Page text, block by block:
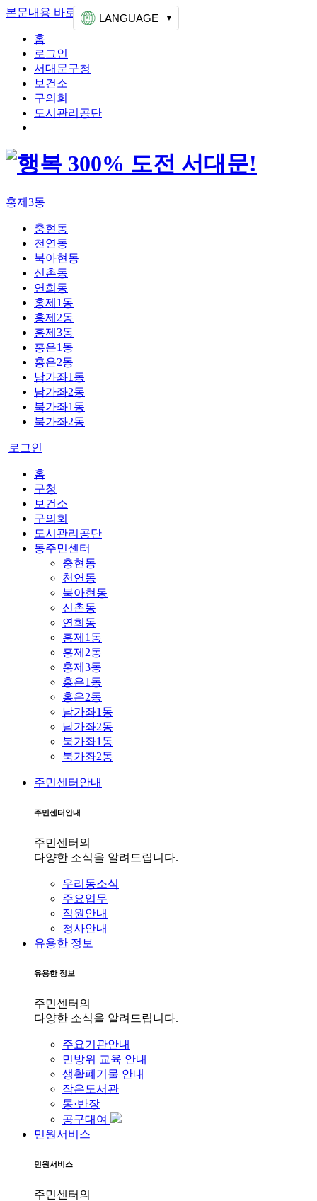
본문내용 바로가기 상단메뉴 가기
홈
로그인
서대문구청
보건소
구의회
도시관리공단
홍제3동
충현동
천연동
북아현동
신촌동
연희동
홍제1동
홍제2동
홍제3동
홍은1동
홍은2동
남가좌1동
남가좌2동
북가좌1동
북가좌2동
로그인
LANGUAGE
홈
구청
보건소
구의회
도시관리공단
동주민센터
충현동
천연동
북아현동
신촌동
연희동
홍제1동
홍제2동
홍제3동
홍은1동
홍은2동
남가좌1동
남가좌2동
북가좌1동
북가좌2동
주민센터안내
주민센터안내
주민센터의
다양한 소식을 알려드립니다.
우리동소식
주요업무
직원안내
청사안내
유용한 정보
유용한 정보
주민센터의
다양한 소식을 알려드립니다.
주요기관안내
민방위 교육 안내
생활폐기물 안내
작은도서관
통·반장
공구대여
민원서비스
민원서비스
주민센터의